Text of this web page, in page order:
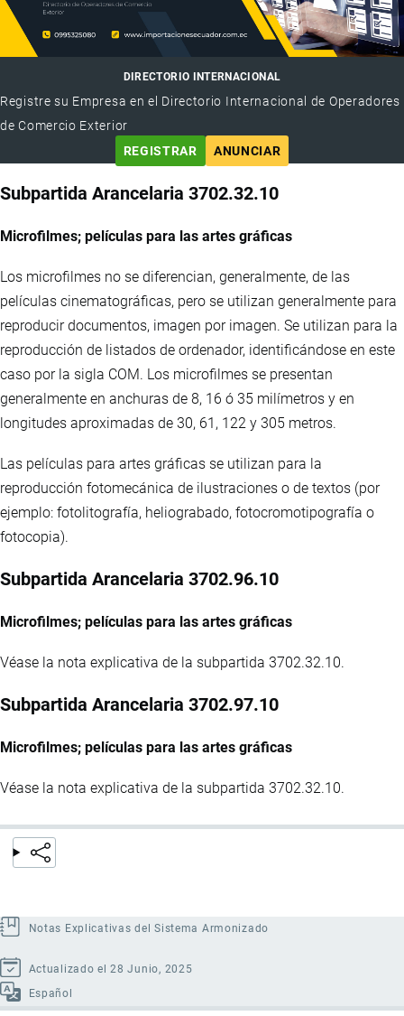
DIRECTORIO INTERNACIONAL
Registre su Empresa en el Directorio Internacional de Operadores
de Comercio Exterior
REGISTRAR
ANUNCIAR
Subpartida Arancelaria 3702.32.10
Microfilmes; películas para las artes gráficas
Los microfilmes no se diferencian, generalmente, de las
películas cinematográficas, pero se utilizan generalmente para
reproducir documentos, imagen por imagen. Se utilizan para la
reproducción de listados de ordenador, identificándose en este
caso por la sigla COM. Los microfilmes se presentan
generalmente en anchuras de 8, 16 ó 35 milímetros y en
longitudes aproximadas de 30, 61, 122 y 305 metros.
Las películas para artes gráficas se utilizan para la
reproducción fotomecánica de ilustraciones o de textos (por
ejemplo: fotolitografía, heliograbado, fotocromotipografía o
fotocopia).
Subpartida Arancelaria 3702.96.10
Microfilmes; películas para las artes gráficas
Véase la nota explicativa de la subpartida 3702.32.10.
Subpartida Arancelaria 3702.97.10
Microfilmes; películas para las artes gráficas
Véase la nota explicativa de la subpartida 3702.32.10.
Notas Explicativas del Sistema Armonizado
Actualizado el 28 Junio, 2025
Español